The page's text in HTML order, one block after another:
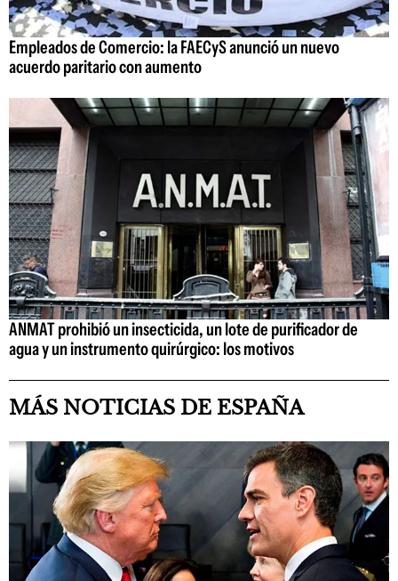
Empleados de Comercio: la FAECyS anunció un nuevo
acuerdo paritario con aumento
ANMAT prohibió un insecticida, un lote de purificador de
agua y un instrumento quirúrgico: los motivos
MÁS NOTICIAS DE ESPAÑA